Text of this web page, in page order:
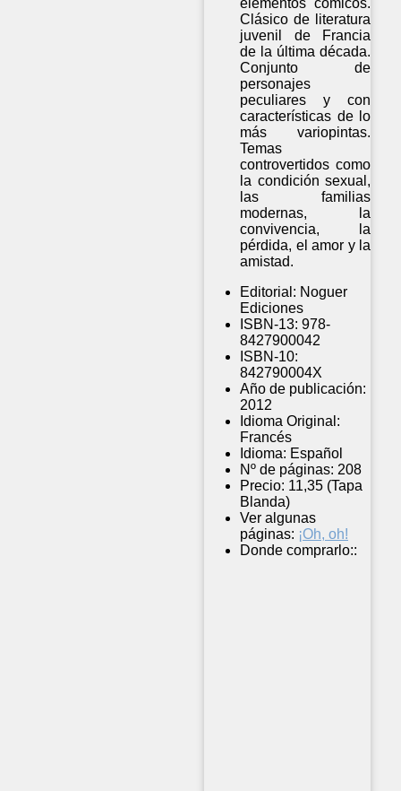
elementos cómicos.
Clásico de literatura
juvenil de Francia
de la última década.
Conjunto de
personajes
peculiares y con
características de lo
más variopintas.
Temas
controvertidos como
la condición sexual,
las familias
modernas, la
convivencia, la
pérdida, el amor y la
amistad.
Editorial: Noguer
Ediciones
ISBN-13: 978-
8427900042
ISBN-10:
842790004X
Año de publicación:
2012
Idioma Original:
Francés
Idioma: Español
Nº de páginas: 208
Precio: 11,35 (Tapa
Blanda)
Ver algunas
páginas: ¡Oh, oh!
Donde comprarlo::